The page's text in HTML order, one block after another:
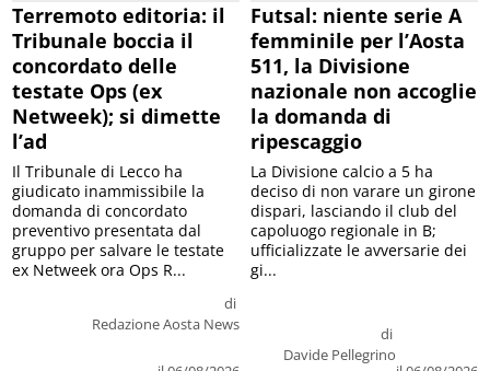
Terremoto editoria: il
Tribunale boccia il
concordato delle
testate Ops (ex
Netweek); si dimette
l’ad
di
Redazione Aosta News
Il Tribunale di Lecco ha
giudicato inammissibile la
domanda di concordato
preventivo presentata dal
gruppo per salvare le testate
ex Netweek ora Ops R...
Futsal: niente serie A
femminile per l’Aosta
511, la Divisione
nazionale non accoglie
la domanda di
ripescaggio
di
Davide Pellegrino
La Divisione calcio a 5 ha
deciso di non varare un girone
dispari, lasciando il club del
capoluogo regionale in B;
ufficializzate le avversarie dei
gi...